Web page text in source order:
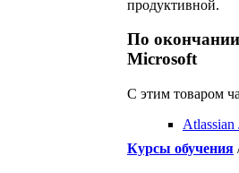
продуктивной.
По
Microsoft
С этим товаром
Atlassian
Курсы обучения